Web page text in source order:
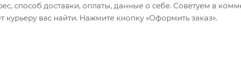
способ доставки, оплаты, данные о себе. Советуем в
вас найти. Нажмите кнопку «Оформить заказ».